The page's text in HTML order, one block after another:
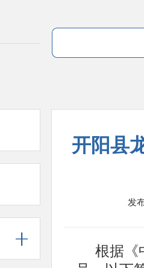
开阳县
发
根据《